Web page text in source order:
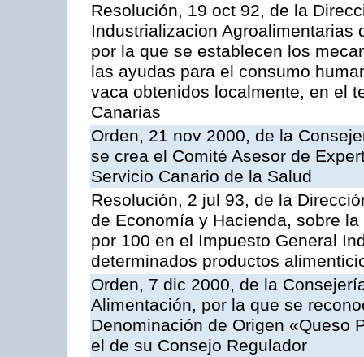
Resolución, 19 oct 92, de la
Industrializacion Agroalimentarias
por la que se establecen los
las ayudas para el consumo
vaca obtenidos localmente, en el
Canarias
Orden, 21 nov 2000, de la
se crea el Comité Asesor de
Servicio Canario de la Salud
Resolución, 2 jul 93, de la
de Economía y Hacienda, sobre
por 100 en el Impuesto General
determinados productos
Orden, 7 dic 2000, de la
Alimentación, por la que se
Denominación de Origen «Queso
el de su Consejo Regulador